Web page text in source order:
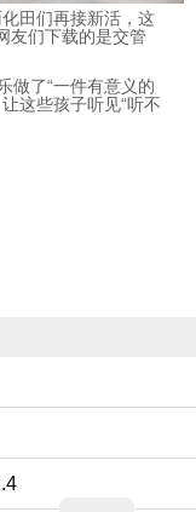
田们再接新活，这
友们下载的是交管
做了“一件有意义的
这些孩子听见“听不